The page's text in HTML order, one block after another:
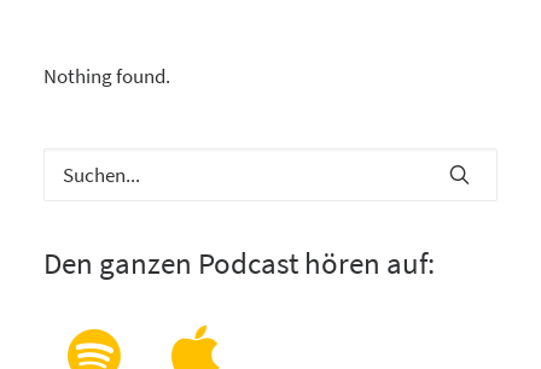
Nothing found.
Den ganzen Podcast hören auf: